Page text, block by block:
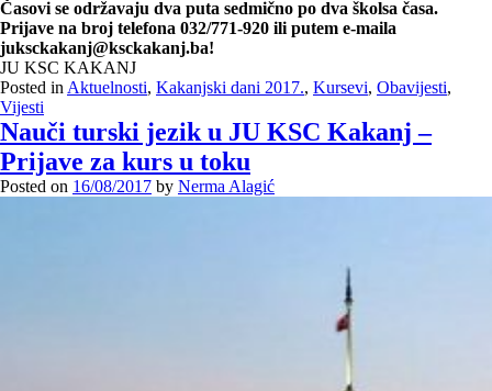
Časovi se održavaju dva puta sedmično po dva školsa časa.
Prijave na broj telefona 032/771-920 ili putem e-maila
juksckakanj@ksckakanj.ba!
JU KSC KAKANJ
Posted in Aktuelnosti, Kakanjski dani 2017., Kursevi, Obavijesti,
Vijesti
Nauči turski jezik u JU KSC Kakanj –
Prijave za kurs u toku
Posted on 16/08/2017 by Nerma Alagić